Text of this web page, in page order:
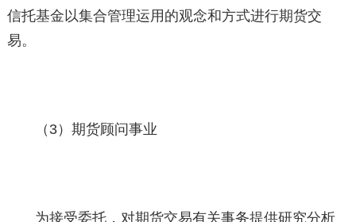
信托基金以集合管理运用的观念和方式进行期货交
易。
（3）期货顾问事业
为接受委托，对期货交易有关事务提供研究分析